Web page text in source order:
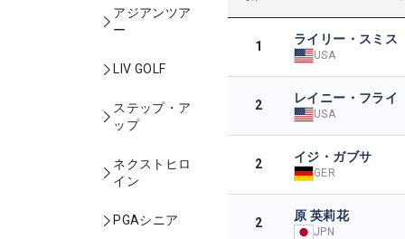
アジアンツア
ー
LIV GOLF
ステップ・ア
ップ
ネクストヒロ
イン
PGAシニア
1 ライリー・スミス
USA
2 レイニー・フライ
USA
2 イジ・ガブサ
GER
2 原 英莉花
JPN